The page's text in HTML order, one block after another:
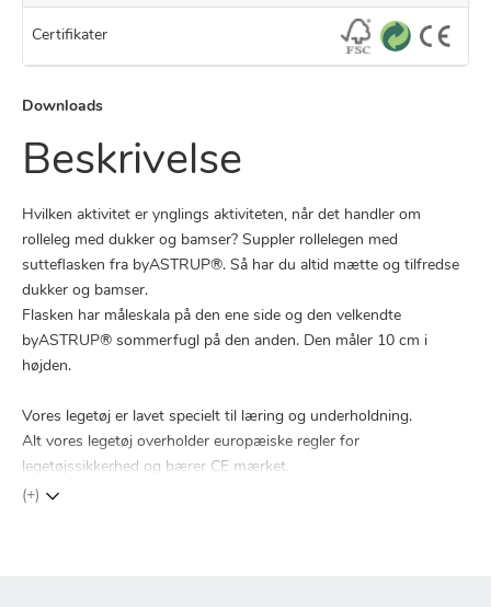
Certifikater
Downloads
Beskrivelse
Hvilken aktivitet er ynglings aktiviteten, når det handler om
rolleleg med dukker og bamser? Suppler rollelegen med
sutteflasken fra byASTRUP®. Så har du altid mætte og tilfredse
dukker og bamser.
Flasken har måleskala på den ene side og den velkendte
byASTRUP® sommerfugl på den anden. Den måler 10 cm i
højden.
Vores legetøj er lavet specielt til læring og underholdning.
Alt vores legetøj overholder europæiske regler for
legetøjssikkerhed og bærer CE mærket.
(+)